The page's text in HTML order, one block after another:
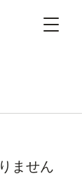
ません